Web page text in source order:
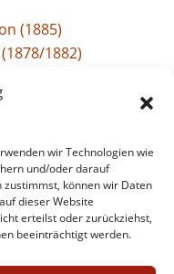
wir Technologien wie
und/oder darauf
zustimmst, können wir Daten
dieser Website
erteilst oder zurückziehst,
beeinträchtigt werden.
(1885)
1882)
und Mr.